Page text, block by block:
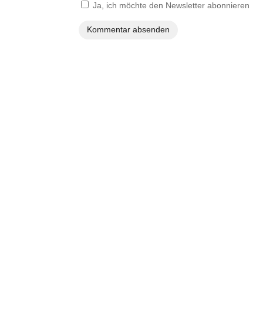
Ja, ich möchte den Newsletter abonnieren